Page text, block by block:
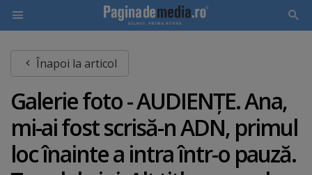
main
content
Înapoi la articol
Galerie foto - AUDIENŢE. Ana,
mi-ai fost scrisă-n ADN, primul
loc înainte a intra într-o pauză.